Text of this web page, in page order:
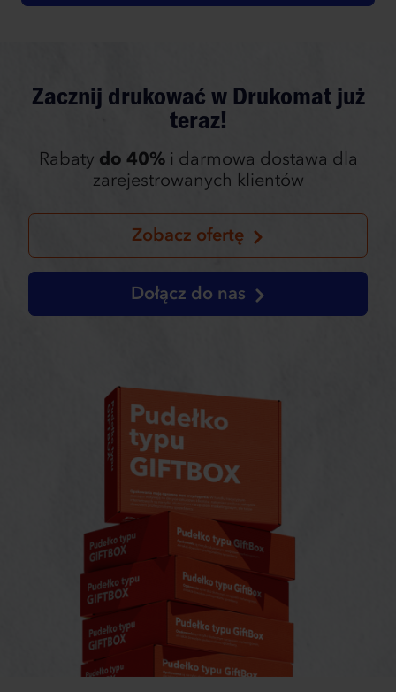
Zacznij drukować w Drukomat już
teraz!
Rabaty do 40%i darmowa dostawa dla
zarejestrowanych klientów
Zobacz ofertę
Dołącz do nas